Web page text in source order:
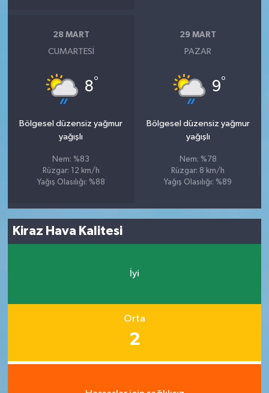
28 MART
CUMARTESI
8°
Bölgesel düzensiz yağmur
yağışlı
Nem: %83
Rüzgar: 12 km/h
Yağış Olasılığı: %88
29 MART
PAZAR
9°
Bölgesel düzensiz yağmur
yağışlı
Nem: %78
Rüzgar: 8 km/h
Yağış Olasılığı: %89
Kiraz Hava Kalitesi
İyi
Orta
2